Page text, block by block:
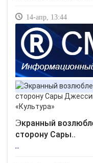
14-апр, 13:44
Экранный возлюбленный Ким Кэттрол встал на
сторону Сары..
..